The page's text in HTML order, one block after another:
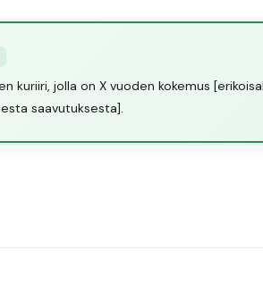
kuriiri, jolla on X vuoden kokemus
saavutuksesta].